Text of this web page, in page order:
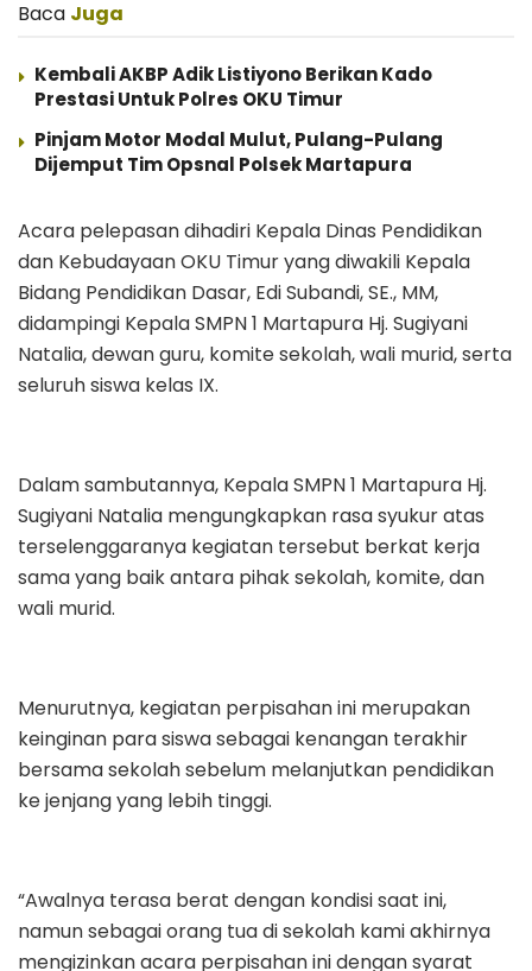
Baca Juga
Kembali AKBP Adik Listiyono Berikan Kado
Prestasi Untuk Polres OKU Timur
Pinjam Motor Modal Mulut, Pulang-Pulang
Dijemput Tim Opsnal Polsek Martapura
Acara pelepasan dihadiri Kepala Dinas Pendidikan
dan Kebudayaan OKU Timur yang diwakili Kepala
Bidang Pendidikan Dasar, Edi Subandi, SE., MM,
didampingi Kepala SMPN 1 Martapura Hj. Sugiyani
Natalia, dewan guru, komite sekolah, wali murid, serta
seluruh siswa kelas IX.
Dalam sambutannya, Kepala SMPN 1 Martapura Hj.
Sugiyani Natalia mengungkapkan rasa syukur atas
terselenggaranya kegiatan tersebut berkat kerja
sama yang baik antara pihak sekolah, komite, dan
wali murid.
Menurutnya, kegiatan perpisahan ini merupakan
keinginan para siswa sebagai kenangan terakhir
bersama sekolah sebelum melanjutkan pendidikan
ke jenjang yang lebih tinggi.
“Awalnya terasa berat dengan kondisi saat ini,
namun sebagai orang tua di sekolah kami akhirnya
mengizinkan acara perpisahan ini dengan syarat